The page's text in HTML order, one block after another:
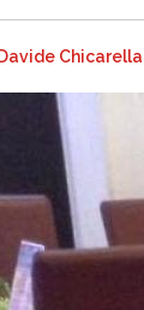
Davide Chicarella